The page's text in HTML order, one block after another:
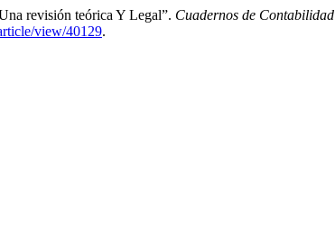
revisión teórica Y Legal”. Cuadernos de Contabilidad
view/40129.